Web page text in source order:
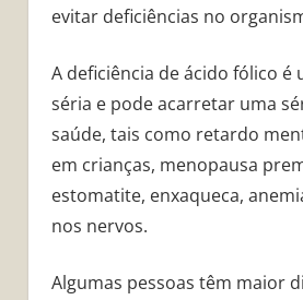
evitar deficiências no
A deficiência de ácido fólico é
séria e pode acarretar uma
saúde, tais como retardo
em crianças, menopausa
estomatite, enxaqueca,
nos nervos.
Algumas pessoas têm maior